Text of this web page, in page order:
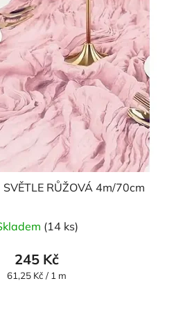
RŮŽOVÁ 4m/70cm
(14 ks)
245 Kč
Měrná
61,25 Kč / 1 m